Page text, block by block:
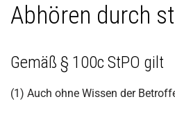
Abhören durch
Gemäß § 100c StPO gilt
(1) Auch ohne Wissen der